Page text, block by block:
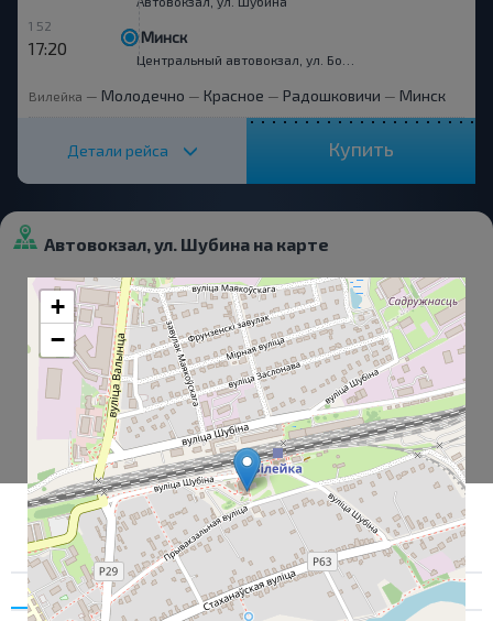
1 52
17:20
Минск
Вилейка — Молодечно — Красное — Радошковичи — Минск
Детали рейса Купить
Автовокзал, ул. Шубина на карте
+
−
Согласие Подробности О нас